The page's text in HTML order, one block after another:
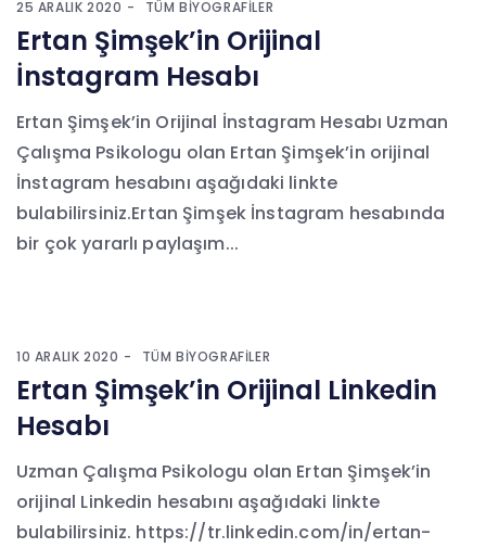
25 ARALIK 2020 TÜM BIYOGRAFILER
Ertan Şimşek’in Orijinal
İnstagram Hesabı
Ertan Şimşek’in Orijinal İnstagram Hesabı Uzman
Çalışma Psikologu olan Ertan Şimşek’in orijinal
İnstagram hesabını aşağıdaki linkte
bulabilirsiniz.Ertan Şimşek İnstagram hesabında
bir çok yararlı paylaşım...
10 ARALIK 2020 TÜM BIYOGRAFILER
Ertan Şimşek’in Orijinal Linkedin
Hesabı
Uzman Çalışma Psikologu olan Ertan Şimşek’in
orijinal Linkedin hesabını aşağıdaki linkte
bulabilirsiniz. https://tr.linkedin.com/in/ertan-